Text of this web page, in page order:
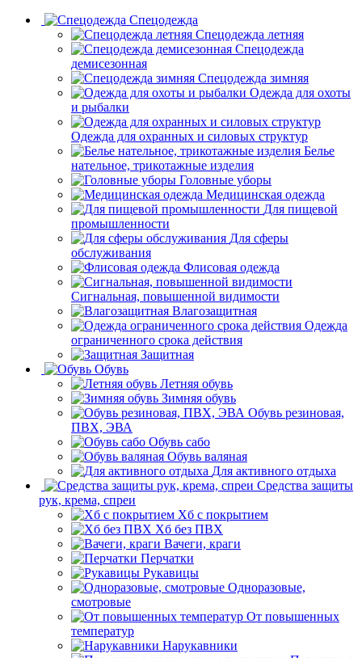
Спецодежда
Спецодежда летняя
Спецодежда
демисезонная
Спецодежда зимняя
Одежда для охоты
и рыбалки
Одежда для охранных и силовых структур
Белье
нательное, трикотажные изделия
Головные уборы
Медицинская одежда
Для пищевой
промышленности
Для сферы
обслуживания
Флисовая одежда
Сигнальная, повышенной видимости
Влагозащитная
Одежда
ограниченного срока действия
Защитная
Обувь
Летняя обувь
Зимняя обувь
Обувь резиновая,
ПВХ, ЭВА
Обувь сабо
Обувь валяная
Для активного отдыха
Средства защиты
рук, крема, спреи
Хб с покрытием
Хб без ПВХ
Вачеги, краги
Перчатки
Рукавицы
Одноразовые,
смотровые
От повышенных
температур
Нарукавники